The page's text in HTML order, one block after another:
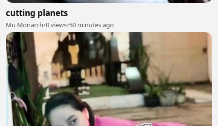
cutting planets
Mu Monarch•0 views•50 minutes ago